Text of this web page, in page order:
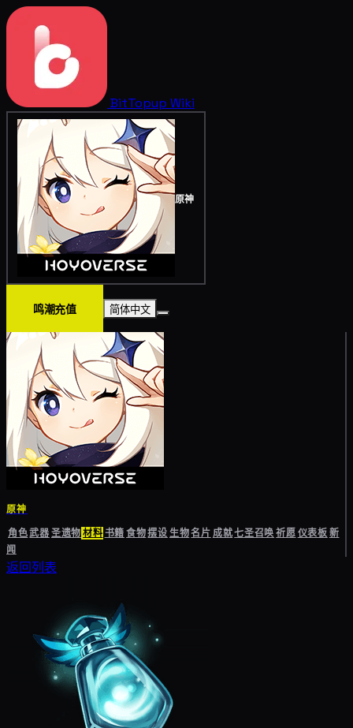
BitTopup Wiki
原神
鸣潮充值 简体中文
原神
角色武器圣遗物材料书籍食物摆设生物名片成就七圣召唤祈愿仪表板新
闻
返回列表